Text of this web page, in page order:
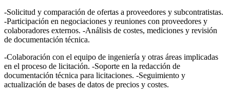
-Solicitud y comparación de ofertas a proveedores y subcontratistas.
-Participación en negociaciones y reuniones con proveedores y
colaboradores externos. -Análisis de costes, mediciones y revisión
de documentación técnica.
-Colaboración con el equipo de ingeniería y otras áreas implicadas
en el proceso de licitación. -Soporte en la redacción de
documentación técnica para licitaciones. -Seguimiento y
actualización de bases de datos de precios y costes.